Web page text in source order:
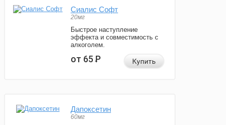
Сиалис Софт
20мг
Быстрое наступление
эффекта и совместимость с
алкоголем.
от 65Р Купить
Дапоксетин
60мг